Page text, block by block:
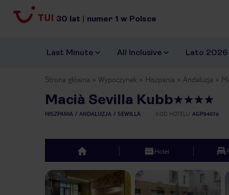
30 lat | numer 1 w Polsce
Last Minute All Inclusive Lato 2026
Strona główna Wypoczynek Hiszpania Andaluzja
Macià Sevilla Kubb
HISZPANIA ANDALUZJA SEWILLA KOD HOTELU AGP84076
top Hotel
Previous slide